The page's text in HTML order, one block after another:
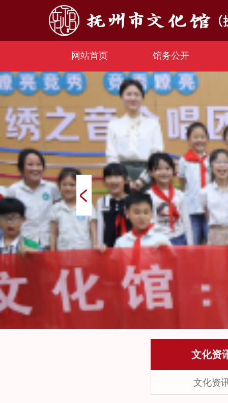
网站首页 馆务公开
文化资
文化资